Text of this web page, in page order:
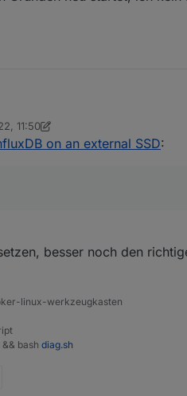
fstab" und dem Eintrag:
11:50
Braun
on an external SSD:
besser noch den
linux-werkzeugkasten
bash diag.sh